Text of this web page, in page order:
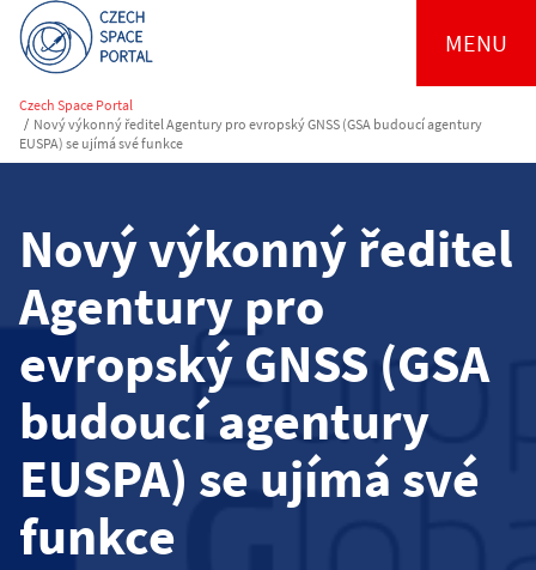
MENU
Czech Space Portal
/ Nový výkonný ředitel Agentury pro evropský GNSS (GSA budoucí agentury
EUSPA) se ujímá své funkce
Nový výkonný ředitel
Agentury pro
evropský GNSS (GSA
budoucí agentury
EUSPA) se ujímá své
funkce